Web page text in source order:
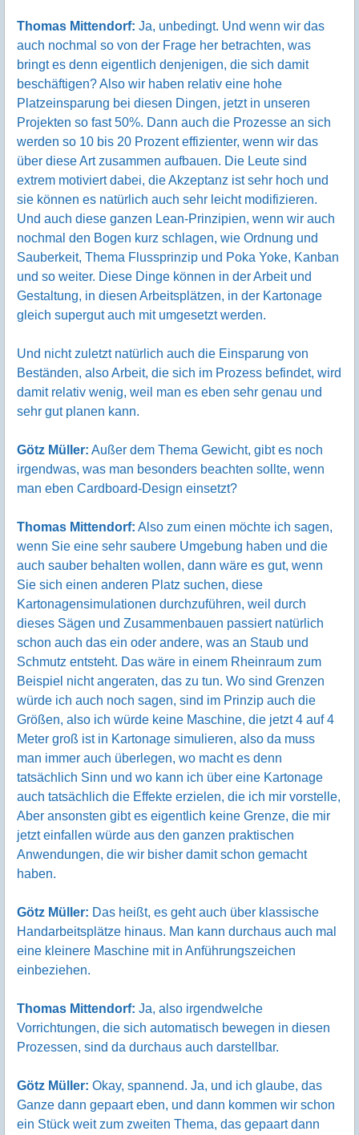
Thomas Mittendorf: Ja, unbedingt. Und wenn wir das
auch nochmal so von der Frage her betrachten, was
bringt es denn eigentlich denjenigen, die sich damit
beschäftigen? Also wir haben relativ eine hohe
Platzeinsparung bei diesen Dingen, jetzt in unseren
Projekten so fast 50%. Dann auch die Prozesse an sich
werden so 10 bis 20 Prozent effizienter, wenn wir das
über diese Art zusammen aufbauen. Die Leute sind
extrem motiviert dabei, die Akzeptanz ist sehr hoch und
sie können es natürlich auch sehr leicht modifizieren.
Und auch diese ganzen Lean-Prinzipien, wenn wir auch
nochmal den Bogen kurz schlagen, wie Ordnung und
Sauberkeit, Thema Flussprinzip und Poka Yoke, Kanban
und so weiter. Diese Dinge können in der Arbeit und
Gestaltung, in diesen Arbeitsplätzen, in der Kartonage
gleich supergut auch mit umgesetzt werden.
Und nicht zuletzt natürlich auch die Einsparung von
Beständen, also Arbeit, die sich im Prozess befindet, wird
damit relativ wenig, weil man es eben sehr genau und
sehr gut planen kann.
Götz Müller: Außer dem Thema Gewicht, gibt es noch
irgendwas, was man besonders beachten sollte, wenn
man eben Cardboard-Design einsetzt?
Thomas Mittendorf: Also zum einen möchte ich sagen,
wenn Sie eine sehr saubere Umgebung haben und die
auch sauber behalten wollen, dann wäre es gut, wenn
Sie sich einen anderen Platz suchen, diese
Kartonagensimulationen durchzuführen, weil durch
dieses Sägen und Zusammenbauen passiert natürlich
schon auch das ein oder andere, was an Staub und
Schmutz entsteht. Das wäre in einem Rheinraum zum
Beispiel nicht angeraten, das zu tun. Wo sind Grenzen
würde ich auch noch sagen, sind im Prinzip auch die
Größen, also ich würde keine Maschine, die jetzt 4 auf 4
Meter groß ist in Kartonage simulieren, also da muss
man immer auch überlegen, wo macht es denn
tatsächlich Sinn und wo kann ich über eine Kartonage
auch tatsächlich die Effekte erzielen, die ich mir vorstelle,
Aber ansonsten gibt es eigentlich keine Grenze, die mir
jetzt einfallen würde aus den ganzen praktischen
Anwendungen, die wir bisher damit schon gemacht
haben.
Götz Müller: Das heißt, es geht auch über klassische
Handarbeitsplätze hinaus. Man kann durchaus auch mal
eine kleinere Maschine mit in Anführungszeichen
einbeziehen.
Thomas Mittendorf: Ja, also irgendwelche
Vorrichtungen, die sich automatisch bewegen in diesen
Prozessen, sind da durchaus auch darstellbar.
Götz Müller: Okay, spannend. Ja, und ich glaube, das
Ganze dann gepaart eben, und dann kommen wir schon
ein Stück weit zum zweiten Thema, das gepaart dann